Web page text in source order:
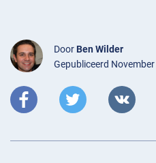
Door Ben Wilder
Gepubliceerd